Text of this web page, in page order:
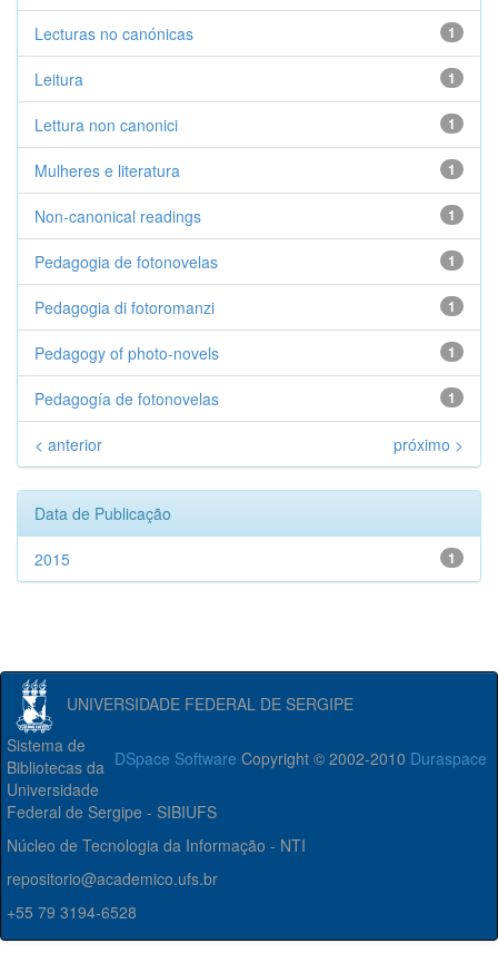
1
Lecturas no canónicas
1
Leitura
1
Lettura non canonici
1
Mulheres e literatura
1
Non-canonical readings
1
Pedagogia de fotonovelas
1
Pedagogia di fotoromanzi
1
Pedagogy of photo-novels
1
Pedagogía de fotonovelas
< anterior próximo >
Data de Publicação
1
2015
UNIVERSIDADE FEDERAL DE SERGIPE
DSpace Software Copyright © 2002-2010 Duraspace
Sistema de
Bibliotecas da
Universidade
Federal de Sergipe - SIBIUFS
Núcleo de Tecnologia da Informação - NTI
repositorio@academico.ufs.br
+55 79 3194-6528